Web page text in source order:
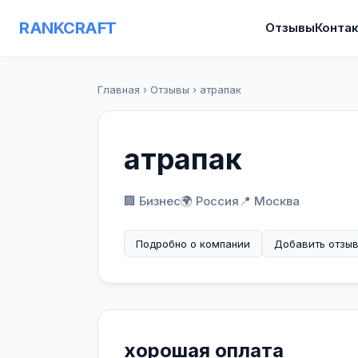
RANKCRAFT Отзывы
Главная › Отзывы › атрапак
атрапак
🏢 Бизнес🌍 Россия📍 Москва
Подробно о компании Добавить отзыв
хорошая оплата